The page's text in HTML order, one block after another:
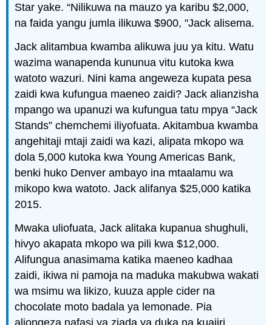
Star yake. “Nilikuwa na mauzo ya karibu $2,000,
na faida yangu jumla ilikuwa $900, "Jack alisema.
Jack alitambua kwamba alikuwa juu ya kitu. Watu
wazima wanapenda kununua vitu kutoka kwa
watoto wazuri. Nini kama angeweza kupata pesa
zaidi kwa kufungua maeneo zaidi? Jack alianzisha
mpango wa upanuzi wa kufungua tatu mpya “Jack
Stands” chemchemi iliyofuata. Akitambua kwamba
angehitaji mtaji zaidi wa kazi, alipata mkopo wa
dola 5,000 kutoka kwa Young Americas Bank,
benki huko Denver ambayo ina mtaalamu wa
mikopo kwa watoto. Jack alifanya $25,000 katika
2015.
Mwaka uliofuata, Jack alitaka kupanua shughuli,
hivyo akapata mkopo wa pili kwa $12,000.
Alifungua anasimama katika maeneo kadhaa
zaidi, ikiwa ni pamoja na maduka makubwa wakati
wa msimu wa likizo, kuuza apple cider na
chocolate moto badala ya lemonade. Pia
aliongeza nafasi ya ziada ya duka na kuajiri